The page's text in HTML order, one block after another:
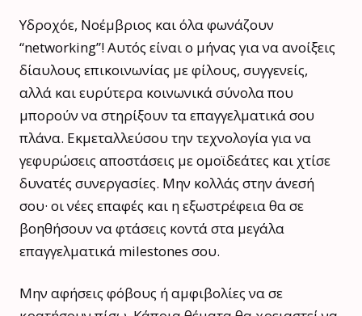
Υδροχόε, Νοέμβριος και όλα φωνάζουν
“networking”! Αυτός είναι ο μήνας για να ανοίξεις
δίαυλους επικοινωνίας με φίλους, συγγενείς,
αλλά και ευρύτερα κοινωνικά σύνολα που
μπορούν να στηρίξουν τα επαγγελματικά σου
πλάνα. Εκμεταλλεύσου την τεχνολογία για να
γεφυρώσεις αποστάσεις με ομοϊδεάτες και χτίσε
δυνατές συνεργασίες. Μην κολλάς στην άνεσή
σου· οι νέες επαφές και η εξωστρέφεια θα σε
βοηθήσουν να φτάσεις κοντά στα μεγάλα
επαγγελματικά milestones σου.
Μην αφήσεις φόβους ή αμφιβολίες να σε